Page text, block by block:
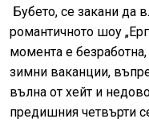
Бубето, се закани да
романтичното шоу
момента е
зимни ваканции,
вълна от хейт и
предишния четвърти